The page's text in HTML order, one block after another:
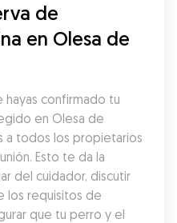
de
en Olesa de
hayas confirmado tu
en Olesa de
a todos los propietarios
Esto te da la
del cuidador, discutir
los requisitos de
que tu perro y el